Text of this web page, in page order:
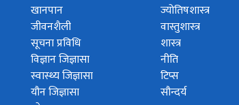
खानपान
जीवनशैली
सूचना प्रविधि
विज्ञान जिज्ञासा
स्वास्थ्य जिज्ञासा
यौन जिज्ञासा
ज्योतिषशास्त्र
वास्तुशास्त्र
शास्त्र
नीति
टिप्स
सौन्दर्य